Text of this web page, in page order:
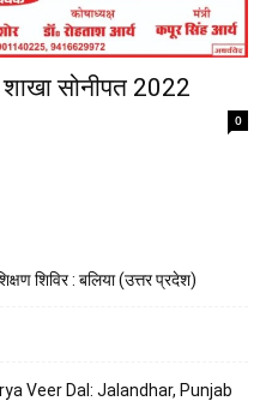
शाखा सोनीपत 2022
0
शिविर : बलिया (उत्तर प्रदेश)
Veer Dal: Jalandhar, Punjab